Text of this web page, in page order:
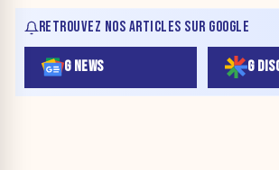
RETROUVEZ NOS ARTICLES SUR GOOGLE
G NEWS G